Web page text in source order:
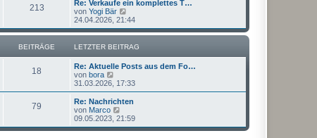
t
r
a
g
s
t
r
B
e
i
t
a
g
213
Re: Verkaufe ein komplettes T…
von Yogi Bär
e
u
e
s
r
e
i
t
a
g
24.04.2026, 21:44
BEITRÄGE LETZTER BEITRAG
18
Re: Aktuelle Posts aus dem Fo…
von bora
e
u
e
s
t
r
31.03.2026, 17:33
79
Re: Nachrichten
von Marco
e
u
09.05.2023, 21:59